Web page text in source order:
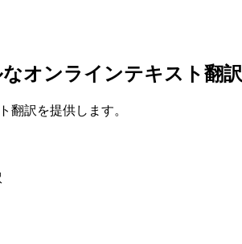
オンラインテキスト翻訳
翻訳を提供します。